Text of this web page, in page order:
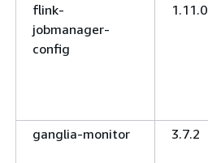
flink-
jobmanager-
config
1.11.0
ganglia-monitor
3.7.2